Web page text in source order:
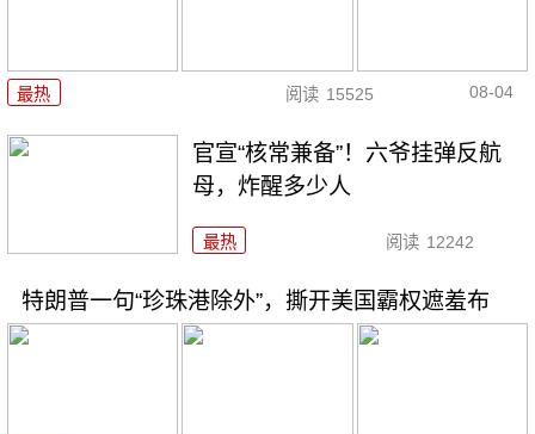
最热 阅读 15525 08-04
官宣“核常兼备”！六爷挂弹反航
母，炸醒多少人
最热 阅读 12242
特朗普一句“珍珠港除外”，撕开美国霸权遮羞布